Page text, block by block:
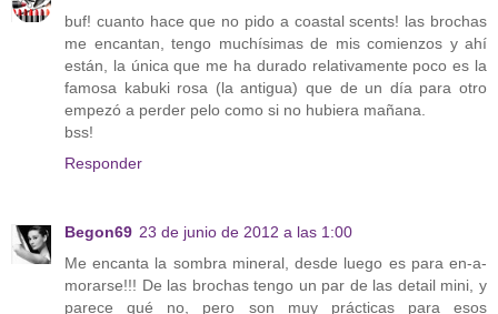
buf! cuanto hace que no pido a coastal scents! las brochas
me encantan, tengo muchísimas de mis comienzos y ahí
están, la única que me ha durado relativamente poco es la
famosa kabuki rosa (la antigua) que de un día para otro
empezó a perder pelo como si no hubiera mañana.
bss!
Responder
Begon69 23 de junio de 2012 a las 1:00
Me encanta la sombra mineral, desde luego es para en-a-
morarse!!! De las brochas tengo un par de las detail mini, y
parece qué no, pero son muy prácticas para esos